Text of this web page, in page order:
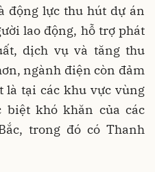
động lực thu hút dự án
lao động, hỗ trợ phát
dịch vụ và tăng thu
ngành điện còn đảm
là tại các khu vực vùng
biệt khó khăn của các
trong đó có Thanh